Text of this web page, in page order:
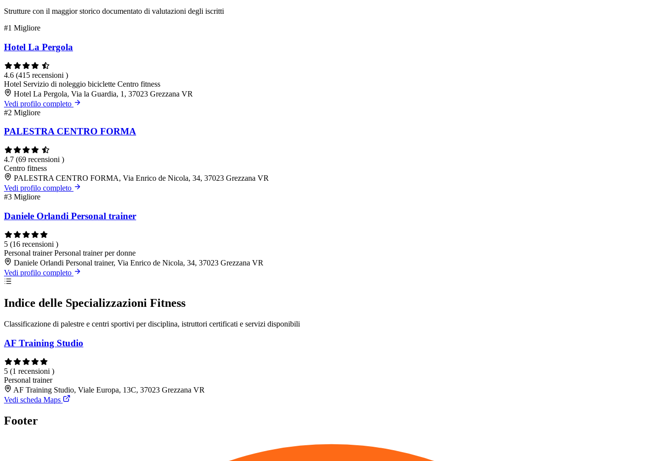
Strutture con il maggior storico documentato di valutazioni degli iscritti
#1 Migliore
Hotel La Pergola
4.6 (415 recensioni )
Hotel Servizio di noleggio biciclette Centro fitness
Hotel La Pergola, Via la Guardia, 1, 37023 Grezzana VR
Vedi profilo completo
#2 Migliore
PALESTRA CENTRO FORMA
4.7 (69 recensioni )
Centro fitness
PALESTRA CENTRO FORMA, Via Enrico de Nicola, 34, 37023 Grezzana VR
Vedi profilo completo
#3 Migliore
Daniele Orlandi Personal trainer
5 (16 recensioni )
Personal trainerPersonal trainer per donne
Daniele Orlandi Personal trainer, Via Enrico de Nicola, 34, 37023 Grezzana VR
Vedi profilo completo
Indice delle Specializzazioni Fitness
Classificazione di palestre e centri sportivi per disciplina, istruttori certificati e servizi disponibili
AF Training Studio
5 (1 recensioni )
Personal trainer
AF Training Studio, Viale Europa, 13C, 37023 Grezzana VR
Vedi scheda Maps
Footer